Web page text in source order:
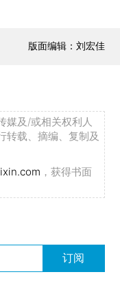
版面编辑：刘宏佳
媒及/或相关权利人
转载、摘编、复制及
，获得书面
订阅